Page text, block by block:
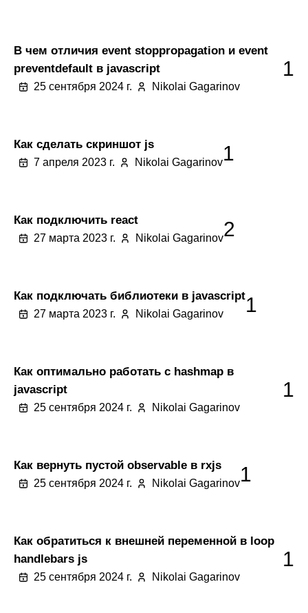
В чем отличия event stoppropagation и event
preventdefault в javascript
25 сентября 2024 г. Nikolai Gagarinov
1
Как сделать скриншот js
7 апреля 2023 г. Nikolai Gagarinov1
Как подключить react
27 марта 2023 г. Nikolai Gagarinov2
Как подключать библиотеки в javascript
27 марта 2023 г. Nikolai Gagarinov 1
Как оптимально работать с hashmap в
javascript
25 сентября 2024 г. Nikolai Gagarinov
1
Как вернуть пустой observable в rxjs
25 сентября 2024 г. Nikolai Gagarinov1
Как обратиться к внешней переменной в loop
handlebars js
25 сентября 2024 г. Nikolai Gagarinov
1